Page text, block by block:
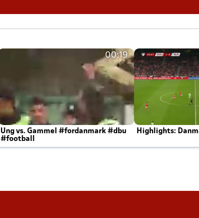
00:19
Ung vs. Gammel #fordanmark #dbu
#football
Highlights: